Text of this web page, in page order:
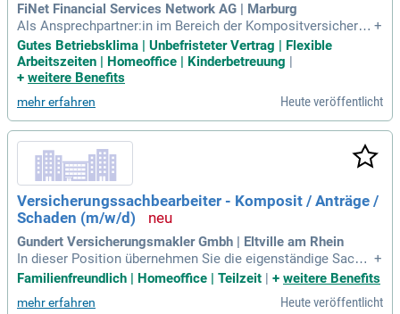
FiNet Financial Services Network AG | Marburg
Als Ansprechpartner:in im Bereich der Kompositversicherun
g unterstützt du unsere Partner:innen individuell. Deine Aufg
aben umfassen Produktrecherchen und Marktanalysen, wod
urch du strategische Entscheidungen erleichterst. Du führst
dem übernimmst du das Formularmanagement und kümmer
st dich um die Pflege relevanter Dokumente. Durch die Zusa
mmenarbeit mit Gesellschaften verhandelst du über Sonder
produkte und baust unser Netzwerk weiter aus. Mit deinem
fundierten Fachwissen und der sicheren Nutzung gängiger
MS-Office-Anwendungen arbeitest du eigenständig, behältst
den Überblick und trägst aktiv zu unseren Teamzielen bei.
+
Gutes Betriebsklima | Unbefristeter Vertrag | Flexible
Arbeitszeiten | Homeoffice | Kinderbetreuung
+ weitere Benefits
mehr erfahren Heute veröffentlicht
Versicherungssachbearbeiter - Komposit / Anträge /
Schaden (m/w/d)
Gundert Versicherungsmakler Gmbh | Eltville am Rhein
In dieser Position übernehmen Sie die eigenständige Sachb
earbeitung im Kompositbereich und betreuen sowohl Privat-
gehören die Bearbeitung von Anträgen, Vertragsänderungen
+
Familienfreundlich | Homeoffice | Teilzeit | + weitere Benefits
mehr erfahren Heute veröffentlicht